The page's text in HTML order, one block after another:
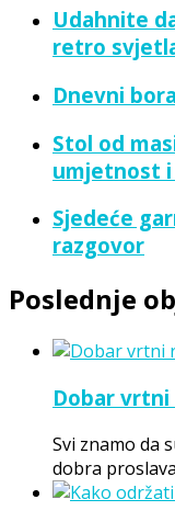
Udahnite
retro
Dnevni
Stol od
umjetnost i
Sjedeće
razgovor
Poslednje
Dobar vrtni
Svi znamo da
dobra